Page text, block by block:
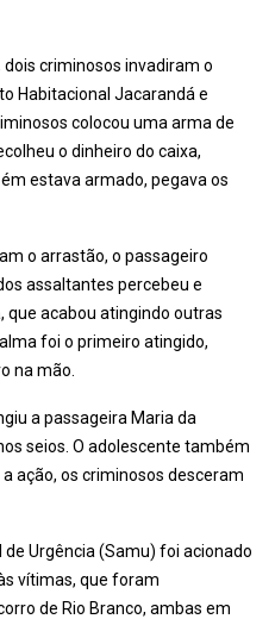
criminosos invadiram o
Habitacional Jacarandá e
colocou uma arma de
o dinheiro do caixa,
estava armado, pegava os
o arrastão, o passageiro
assaltantes percebeu e
acabou atingindo outras
foi o primeiro atingido,
na mão.
a passageira Maria da
seios. O adolescente também
ação, os criminosos desceram
Urgência (Samu) foi acionado
vítimas, que foram
de Rio Branco, ambas em